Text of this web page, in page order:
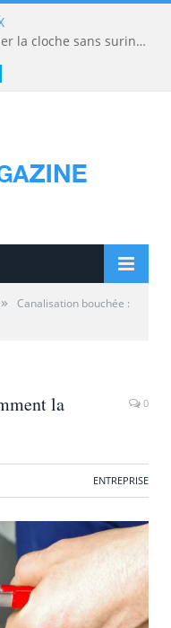
Boxer 30 ou Boxer 42 : dimensionner la cloche sans surinvestir
»
Canalisation bouchée :
la
0
ENTREPRISE